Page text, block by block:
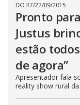
DO R7/22/09/2015
Pronto
Justus
estão
de agora”
Apresentador fala
reality show rural